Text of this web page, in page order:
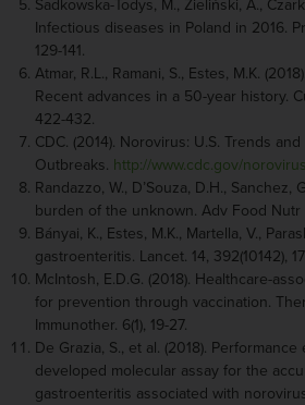
Sadkowska-Todys, M., Zieliński, A.,
Infectious diseases in Poland in 2016.
129-141.
Atmar, R.L., Ramani, S., Estes, M.K.
Recent advances in a 50-year history.
422-432.
CDC. (2014). Norovirus: U.S. Trends and
Outbreaks. http://www.cdc.gov/
Randazzo, W., D’Souza, D.H., Sanchez,
burden of the unknown. Adv Food Nutr
Bányai, K., Estes, M.K., Martella, V.,
gastroenteritis. Lancet. 14, 392(10142),
McIntosh, E.D.G. (2018). Healthcare-
for prevention through vaccination.
Immunother. 6(1), 19-27.
De Grazia, S., et al. (2018).
developed molecular assay for the
gastroenteritis associated with